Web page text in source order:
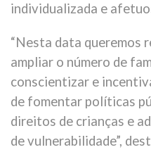
individualizada e
“Nesta data queremos
ampliar o número de
conscientizar e
de fomentar políticas
direitos de crianças e
de vulnerabilidade”,